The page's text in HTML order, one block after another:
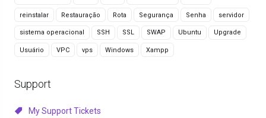
reinstalar Restauração Rota Segurança Senha servidor
sistema operacional SSH SSL SWAP Ubuntu Upgrade
Usuário VPC vps Windows Xampp
Support
My Support Tickets